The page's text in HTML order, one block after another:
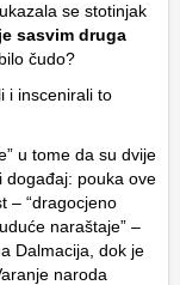
se stotinjak
sasvim druga
čudo?
i inscenirali to
u tome da su dvije
događaj: pouka ove
– “dragocjeno
naraštaje” –
Dalmacija, dok je
naroda